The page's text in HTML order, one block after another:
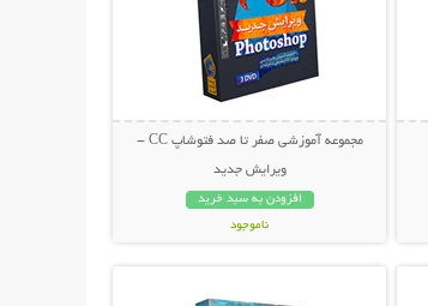
مجموعه آموزشی صفر تا صد فتوشاپ CC -
ویرایش جدید
افزودن به سبد خرید
ناموجود